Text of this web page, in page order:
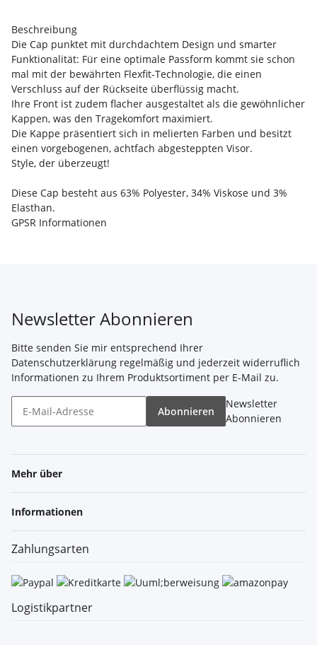
Beschreibung
Die Cap punktet mit durchdachtem Design und smarter
Funktionalität: Für eine optimale Passform kommt sie schon
mal mit der bewährten Flexfit-Technologie, die einen
Verschluss auf der Rückseite überflüssig macht.
Ihre Front ist zudem flacher ausgestaltet als die gewöhnlicher
Kappen, was den Tragekomfort maximiert.
Die Kappe präsentiert sich in melierten Farben und besitzt
einen vorgebogenen, achtfach abgesteppten Visor.
Style, der überzeugt!
Diese Cap besteht aus 63% Polyester, 34% Viskose und 3%
Elasthan.
GPSR Informationen
Newsletter Abonnieren
Bitte senden Sie mir entsprechend Ihrer
Datenschutzerklärung regelmäßig und jederzeit widerruflich
Informationen zu Ihrem Produktsortiment per E-Mail zu.
Abonnieren
Newsletter
Abonnieren
Mehr über
Informationen
Zahlungsarten
Logistikpartner